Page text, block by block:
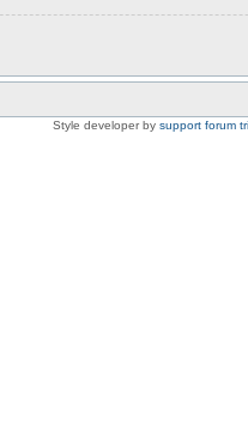
Style developer by support forum